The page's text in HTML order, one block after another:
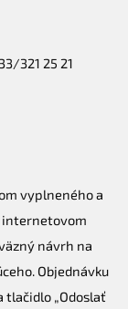
321 25 21
vyplneného a
internetovom
návrh na
Objednávku
tlačidlo „Odoslať